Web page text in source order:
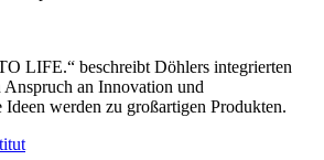
LIFE.“ beschreibt Döhlers integrierten
Anspruch an Innovation und
Ideen werden zu großartigen Produkten.